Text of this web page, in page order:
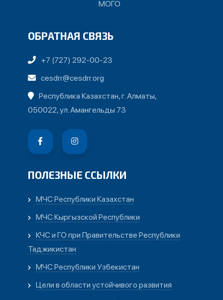
МОГО
ОБРАТНАЯ СВЯЗЬ
+7 (727) 292-00-23
cesdrr@cesdrr.org
Республика Казахстан, г. Алматы,
050022, ул. Амангельды 73
ПОЛЕЗНЫЕ ССЫЛКИ
МЧС Республики Казахстан
МЧС Кыргызской Республики
КЧС и ГО при Правительстве Республики
Таджикистан
МЧС Республики Узбекистан
Цели в области устойчивого развития